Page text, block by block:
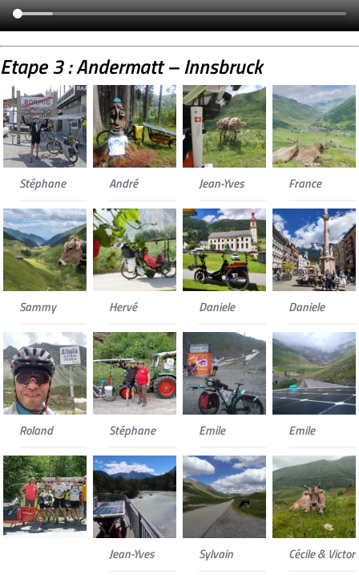
Etape 3 : Andermatt – Innsbruck
Stéphane André Jean-Yves France
Sammy Hervé Daniele Daniele
Roland Stéphane Emile Emile
Jean-Yves Sylvain Cécile & Victor